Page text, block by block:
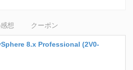
想 クーポン
8.x Professional (2V0-